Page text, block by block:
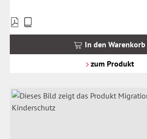
Preise
inkl.
In den Warenkorb
zum Produkt